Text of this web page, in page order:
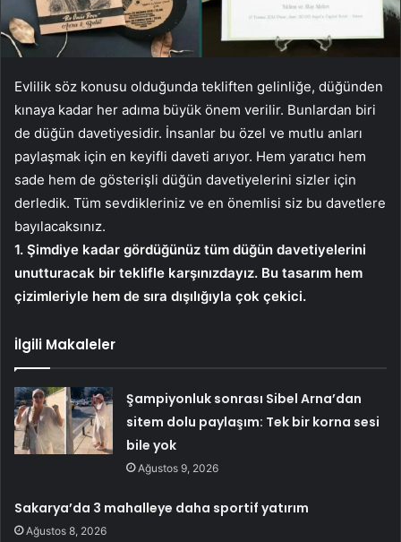
Evlilik söz konusu olduğunda tekliften gelinliğe, düğünden
kınaya kadar her adıma büyük önem verilir. Bunlardan biri
de düğün davetiyesidir. İnsanlar bu özel ve mutlu anları
paylaşmak için en keyifli daveti arıyor. Hem yaratıcı hem
sade hem de gösterişli düğün davetiyelerini sizler için
derledik. Tüm sevdikleriniz ve en önemlisi siz bu davetlere
bayılacaksınız.
1. Şimdiye kadar gördüğünüz tüm düğün davetiyelerini
unutturacak bir teklifle karşınızdayız. Bu tasarım hem
çizimleriyle hem de sıra dışılığıyla çok çekici.
İlgili Makaleler
Şampiyonluk sonrası Sibel Arna’dan
sitem dolu paylaşım: Tek bir korna sesi
bile yok
Ağustos 9, 2026
Sakarya’da 3 mahalleye daha sportif yatırım
Ağustos 8, 2026